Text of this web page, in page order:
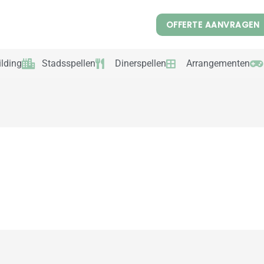
OFFERTE AANVRAGEN
Stadsspellen Dinerspellen Arrangementen